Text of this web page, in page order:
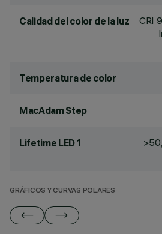
Calidad del color de la luz CRI
Temperatura de color
MacAdam Step
Lifetime LED 1
GRÁFICOS Y CURVAS POLARES